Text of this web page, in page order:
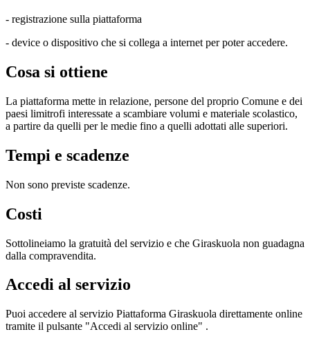
- registrazione sulla piattaforma
- device o dispositivo che si collega a internet per poter accedere.
Cosa si ottiene
La piattaforma mette in relazione, persone del proprio Comune e dei
paesi limitrofi interessate a scambiare volumi e materiale scolastico,
a partire da quelli per le medie fino a quelli adottati alle superiori.
Tempi e scadenze
Non sono previste scadenze.
Costi
Sottolineiamo la gratuità del servizio e che Giraskuola non guadagna
dalla compravendita.
Accedi al servizio
Puoi accedere al servizio Piattaforma Giraskuola direttamente online
tramite il pulsante "Accedi al servizio online" .